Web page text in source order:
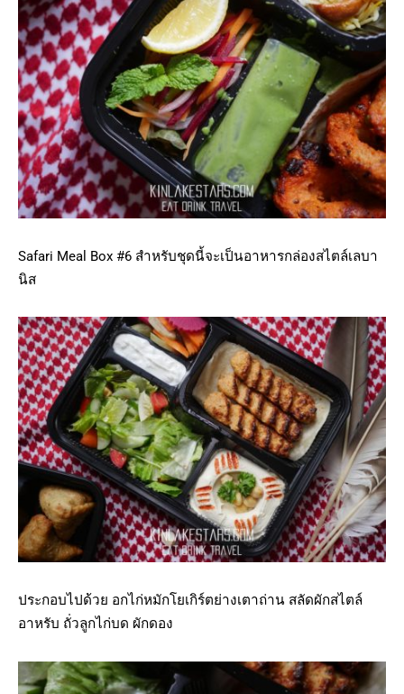
Safari Meal Box #6 สำหรับชุดนี้จะเป็นอาหารกล่องสไตล์เลบา
นิส
ประกอบไปด้วย อกไก่หมักโยเกิร์ตย่างเตาถ่าน สลัดผักสไตล์
อาหรับ ถั่วลูกไก่บด ผักดอง